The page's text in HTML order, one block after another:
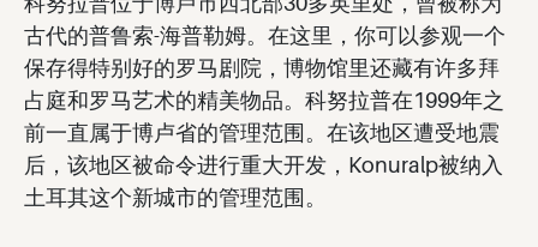
古代的普鲁索-海普勒姆。在这里，你可以参观一个
保存得特别好的罗马剧院，博物馆里还藏有许多拜
占庭和罗马艺术的精美物品。科努拉普在1999年之
前一直属于博卢省的管理范围。在该地区遭受地震
后，该地区被命令进行重大开发，Konuralp被纳入
土耳其这个新城市的管理范围。